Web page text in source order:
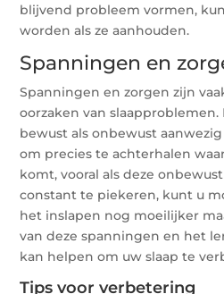
blijvend probleem vormen,
worden als ze aanhouden.
Spanningen en
Spanningen en zorgen zijn
oorzaken van
bewust als onbewust
om precies te achterhalen
komt, vooral als deze
constant te piekeren, kunt u
het inslapen nog moeilijker
van deze spanningen en het
kan helpen om uw slaap te
Tips voor verbetering